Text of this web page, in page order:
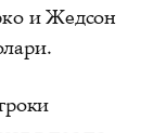
и Жедсон